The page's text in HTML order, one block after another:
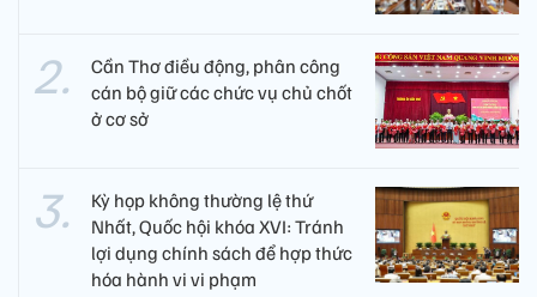
Cần Thơ điều động, phân công
cán bộ giữ các chức vụ chủ chốt
ở cơ sở
Kỳ họp không thường lệ thứ
Nhất, Quốc hội khóa XVI: Tránh
lợi dụng chính sách để hợp thức
hóa hành vi vi phạm